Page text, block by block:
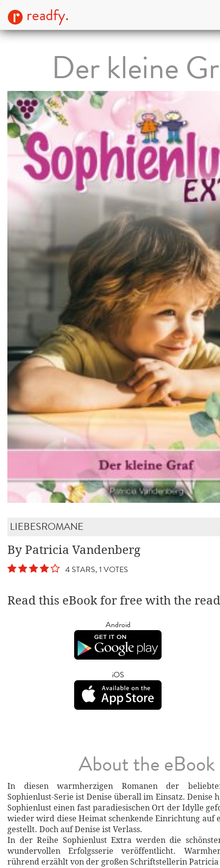
readfy.
Der kleine
LIEBESROMANE
By Patricia Vandenberg
4 STARS, 1 VOTES
Read this eBook for free with the
Android
iOS
About the eBook
In diesen warmherzigen Romanen der
Sophienlust-Serie ist Denise überall im Einsatz. Denise
Sophienlust einen fast paradiesischen Ort der Idylle
wieder wird diese Heimat schenkende Einrichtung auf
gestellt. Doch auf Denise ist Verlass.
In der Reihe Sophienlust Extra werden die
wundervollen Erfolgsserie veröffentlicht.
rührend erzählt von der großen Schriftstellerin Patricia